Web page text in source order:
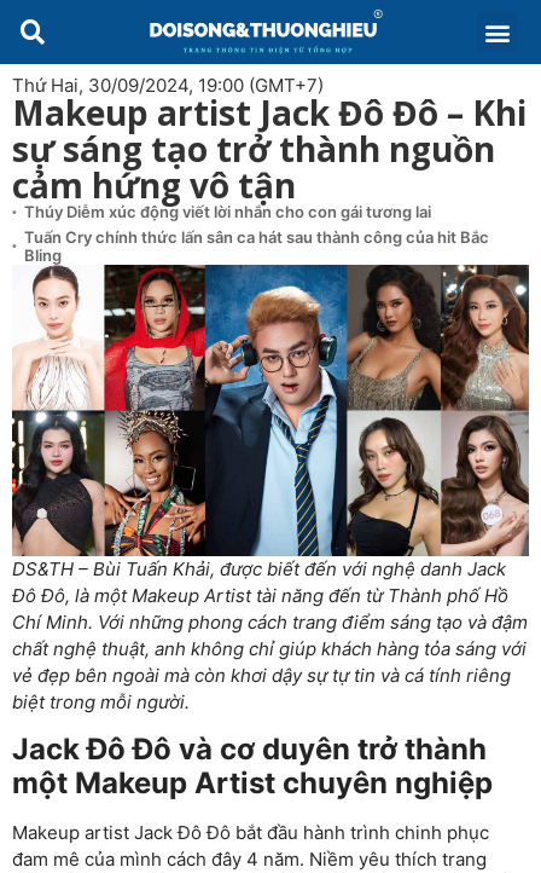
Thứ Hai, 30/09/2024, 19:00 (GMT+7)
Makeup artist Jack Đô Đô – Khi
sự sáng tạo trở thành nguồn
cảm hứng vô tận
Thúy Diễm xúc động viết lời nhắn cho con gái tương lai
Tuấn Cry chính thức lấn sân ca hát sau thành công của hit Bắc
Bling
DS&TH – Bùi Tuấn Khải, được biết đến với nghệ danh Jack
Đô Đô, là một Makeup Artist tài năng đến từ Thành phố Hồ
Chí Minh. Với những phong cách trang điểm sáng tạo và đậm
chất nghệ thuật, anh không chỉ giúp khách hàng tỏa sáng với
vẻ đẹp bên ngoài mà còn khơi dậy sự tự tin và cá tính riêng
biệt trong mỗi người.
Jack Đô Đô và cơ duyên trở thành
một Makeup Artist chuyên nghiệp
Makeup artist Jack Đô Đô bắt đầu hành trình chinh phục
đam mê của mình cách đây 4 năm. Niềm yêu thích trang